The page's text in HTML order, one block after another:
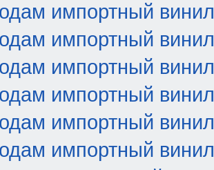
импортный винил
импортный винил
импортный винил
импортный винил
импортный винил
импортный винил